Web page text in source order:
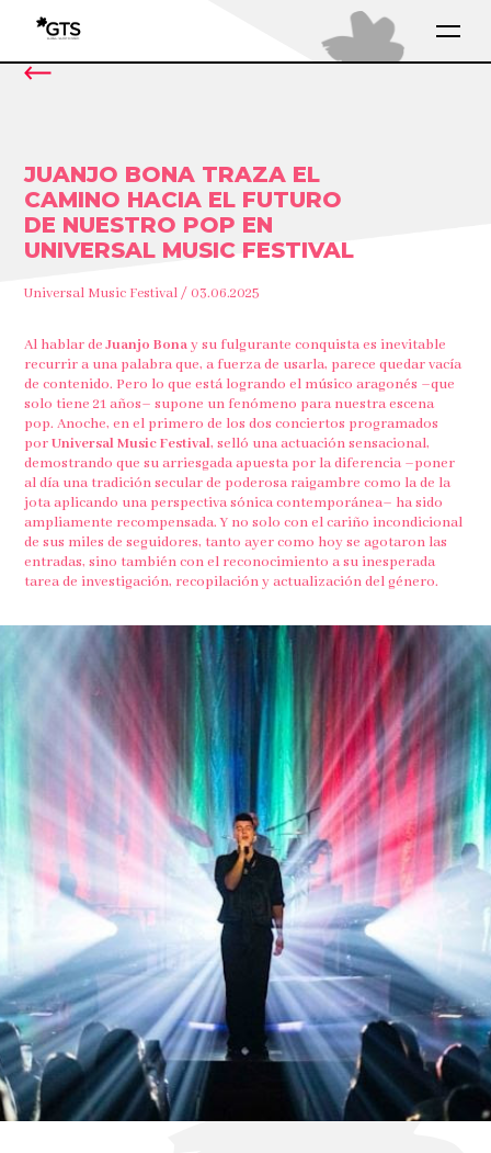
JUANJO BONA TRAZA EL
CAMINO HACIA EL FUTURO
DE NUESTRO POP EN
UNIVERSAL MUSIC FESTIVAL
Universal Music Festival / 03.06.2025
Al hablar deJuanjo Bonay su fulgurante conquista es inevitable
recurrir a una palabra que, a fuerza de usarla, parece quedar vacía
de contenido. Pero lo que está logrando el músico aragonés –que
solo tiene 21 años– supone un fenómeno para nuestra escena
pop. Anoche, en el primero de los dos conciertos programados
porUniversal Music Festival, selló una actuación sensacional,
demostrando que su arriesgada apuesta por la diferencia –poner
al día una tradición secular de poderosa raigambre como la de la
jota aplicando una perspectiva sónica contemporánea– ha sido
ampliamente recompensada. Y no solo con el cariño incondicional
de sus miles de seguidores, tanto ayer como hoy se agotaron las
entradas, sino también con el reconocimiento a su inesperada
tarea de investigación, recopilación y actualización del género.